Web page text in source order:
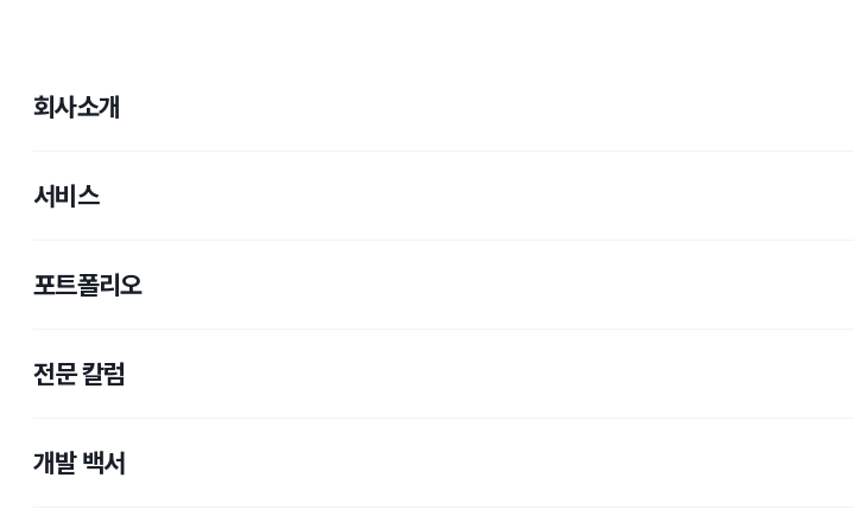
회사소개
서비스
포트폴리오
전문 칼럼
개발 백서